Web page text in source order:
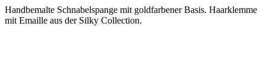
Handbemalte Schnabelspange mit goldfarbener Basis. Haarklemme
mit Emaille aus der Silky Collection.